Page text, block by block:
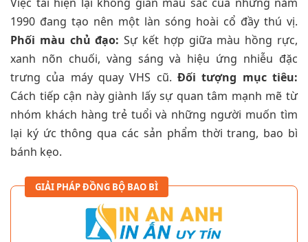
1990 đang tạo nên một làn sóng hoài cổ đầy thú vị.
Phối màu chủ đạo: Sự kết hợp giữa màu hồng rực,
xanh nõn chuối, vàng sáng và hiệu ứng nhiễu đặc
trưng của máy quay VHS cũ. Đối tượng mục tiêu:
Cách tiếp cận này giành lấy sự quan tâm mạnh mẽ từ
nhóm khách hàng trẻ tuổi và những người muốn tìm
lại ký ức thông qua các sản phẩm thời trang, bao bì
bánh kẹo.
GIẢI PHÁP ĐỒNG BỘ BAO BÌ